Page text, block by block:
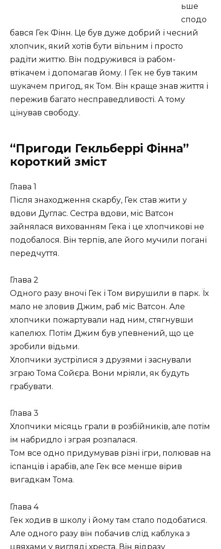
ьше
сподо
бався Гек Фінн. Це був дуже добрий і чесний
хлопчик, який хотів бути вільним і просто
радіти життю. Він подружився із рабом-
втікачем і допомагав йому. І Гек не був таким
шукачем пригод, як Том. Він краще знав життя і
пережив багато несправедливості. А тому
цінував свободу.
“Пригоди Гекльберрі Фінна”
короткий зміст
Глава 1
Після знаходження скарбу, Гек став жити у
вдови Дуглас. Сестра вдови, міс Ватсон
зайнялася вихованням Гека і це хлопчикові не
подобалося. Він терпів, але його мучили погані
передчуття.
Глава 2
Одного разу вночі Гек і Том вирушили в парк. Їх
мало не зловив Джим, раб міс Ватсон. Але
хлопчики пожартували над ним, стягнувши
капелюх. Потім Джим був упевнений, що це
зробили відьми.
Хлопчики зустрілися з друзями і заснували
зграю Тома Сойєра. Вони мріяли, як будуть
грабувати.
Глава 3
Хлопчики місяць грали в розбійників, але потім
їм набридло і зграя розпалася.
Том все одно придумував різні ігри, полював на
іспанців і арабів, але Гек все менше вірив
вигадкам Тома.
Глава 4
Гек ходив в школу і йому там стало подобатися.
Але одного разу він побачив слід каблука з
цвяхами у вигляді хреста. Він відразу